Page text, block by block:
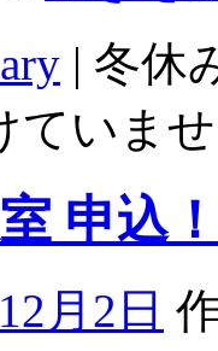
| 冬休
ていま
申込
月2日